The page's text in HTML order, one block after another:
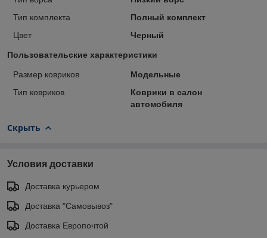
Тип комплекта
Полный комплект
Цвет
Черный
Пользовательские характеристики
Размер ковриков
Модельные
Тип ковриков
Коврики в салон
автомобиля
Скрыть
Условия доставки
Доставка курьером
Доставка "Самовывоз"
Доставка Европочтой